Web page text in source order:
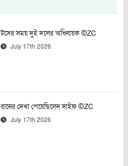
টসের সময় দুই দলের অধিনায়ক ©ZC
July 17th 2026
রানের দেখা পেয়েছিলেন সাইফ ©ZC
July 17th 2026